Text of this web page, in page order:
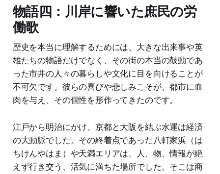
物語四：川岸に響いた庶民の労
働歌
歴史を本当に理解するためには、大きな出来事や英
雄たちの物語だけでなく、その街の本当の鼓動であ
った市井の人々の暮らしや文化に目を向けることが
不可欠です。彼らの喜びや悲しみこそが、都市に血
肉を与え、その個性を形作ってきたのです。
江戸から明治にかけ、京都と大阪を結ぶ水運は経済
の大動脈でした。その終着点であった八軒家浜（は
ちけんやはま）や天満エリアは、人、物、情報が絶
えず行き交う、活気に満ちた場所でした。そこは商